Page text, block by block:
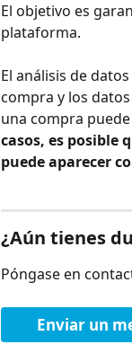
El objetivo es
plataforma.
El análisis de
compra y los
una compra
casos, es posible
puede aparecer
¿Aún tienes
Póngase en
Enviar un